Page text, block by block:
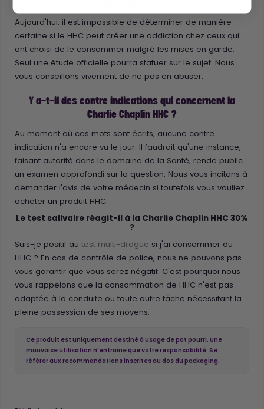
Aujourd'hui, il est impossible de déterminer de manière
certaine si le HHC peut créer une addiction chez ceux qui
ont choisi de le consommer malgré les mises en garde.
Seul une étude officielle pourra statuer sur le sujet. Nous
vous conseillons vivement de ne pas en abuser.
Y a-t-il des contre indications qui concernent la
Charlie Chaplin HHC ?
Au moment où ces mots sont écrits, aucune contre
indication n'a encore vu le jour. Il faudrait qu'une instance,
faisant autorité dans le domaine de la Santé, rende public
un examen approfondi sur la question. Nous vous incitons à
demander l'avis de votre médecin si toutefois vous vouliez
acheter un produit HHC.
Le test salivaire réagit-il à la Charlie Chaplin HHC 30%
?
Suis-je positif au test multi-drogue si j'ai consommer du
HHC ? En cas de contrôle de police, nous ne pouvons pas
vous garantir que vous serez négatif. C'est pourquoi nous
vous rappelons que la consommation de HHC n'est pas
adaptée à la conduite ou toute autre tâche nécessitant la
pleine possession de ses moyens.
Ce produit est uniquement destiné à usage de pot pourri. Une
mauvaise utilisation n'entraîne que votre responsabilité. Se
référer aux recommandations inscrites au dos du packaging.